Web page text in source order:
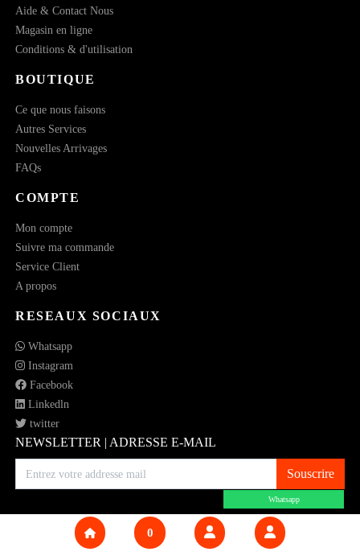
Whatsapp
0
Aide & Contact Nous
Magasin en ligne
Conditions & d'utilisation
BOUTIQUE
Ce que nous faisons
Autres Services
Nouvelles Arrivages
FAQs
COMPTE
Mon compte
Suivre ma commande
Service Client
A propos
RESEAUX SOCIAUX
Whatsapp
Instagram
Facebook
Linkedln
twitter
NEWSLETTER | ADRESSE E-MAIL
Souscrire